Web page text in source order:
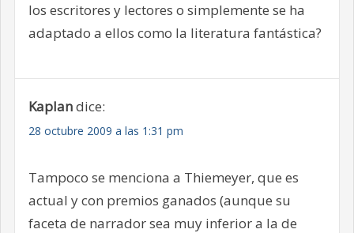
los escritores y lectores o simplemente se ha
adaptado a ellos como la literatura fantástica?
Kaplandice:
28 octubre 2009 a las 1:31 pm
Tampoco se menciona a Thiemeyer, que es
actual y con premios ganados (aunque su
faceta de narrador sea muy inferior a la de